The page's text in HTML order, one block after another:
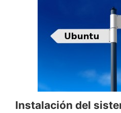
Instalación del